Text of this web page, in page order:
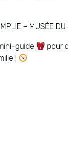
– MUSÉE
guide
pour
!